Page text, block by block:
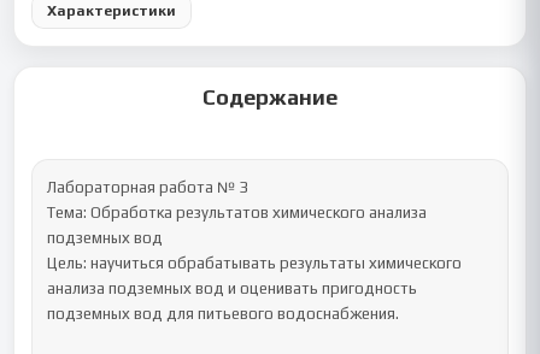
Характеристики
Содержание
Лабораторная работа № 3
Тема: Обработка результатов химического анализа
подземных вод
Цель: научиться обрабатывать результаты химического
анализа подземных вод и оценивать пригодность
подземных вод для питьевого водоснабжения.